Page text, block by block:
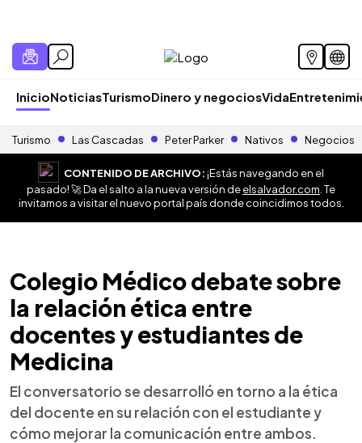
InicioNoticiasTurismoDinero y negociosVida
Turismo Las Cascadas Peter Parker Nativos Negocios
CONTENIDO DE ARCHIVO:¡Estás navegando en el
pasado! 🚀 Da el salto a la nueva versión deelsalvador.com . Te
invitamos a visitar el nuevo portal país donde coincidimos todos.
Colegio Médico debate sobre
la relación ética entre
docentes y estudiantes de
Medicina
El conversatorio se desarrolló en torno a la ética
del docente en su relación con el estudiante y
cómo mejorar la comunicación entre ambos.